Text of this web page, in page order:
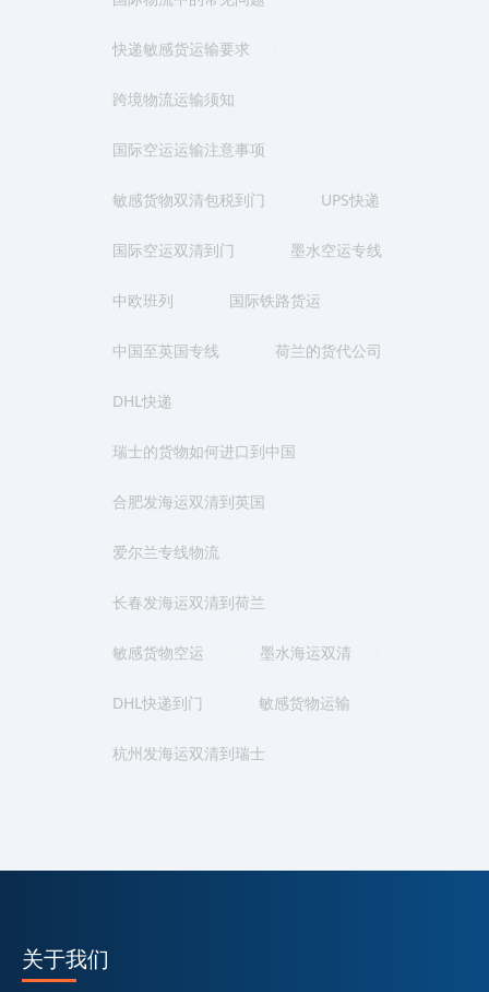
快递敏感货运输要求
跨境物流运输须知
国际空运运输注意事项
敏感货物双清包税到门 UPS快递
国际空运双清到门 墨水空运专线
中欧班列 国际铁路货运
中国至英国专线 荷兰的货代公司
DHL快递
瑞士的货物如何进口到中国
合肥发海运双清到英国
爱尔兰专线物流
长春发海运双清到荷兰
敏感货物空运 墨水海运双清
DHL快递到门 敏感货物运输
杭州发海运双清到瑞士
关于我们